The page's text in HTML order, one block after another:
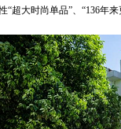
“超大时尚单品”、“136年